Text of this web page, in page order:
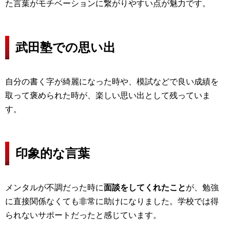
た言葉がモチベーションに繋がりやすい点が魅力です。
武田塾での思い出
自分の書く字が綺麗になった時や、模試などで良い成績を
取って褒められた時が、楽しい思い出として残っていま
す。
印象的な言葉
メンタルが不調だった時に面談をしてくれたことが、勉強
に直接関係なくても非常に助けになりました。学校では得
られないサポートだったと感じています。